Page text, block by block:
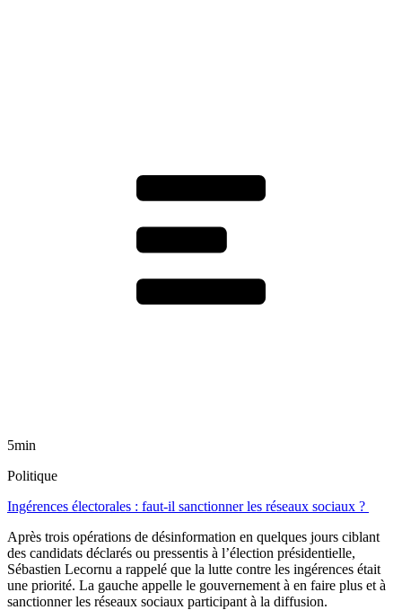
5min
Politique
Ingérences électorales : faut-il sanctionner les réseaux sociaux ?
Après trois opérations de désinformation en quelques jours ciblant
des candidats déclarés ou pressentis à l’élection présidentielle,
Sébastien Lecornu a rappelé que la lutte contre les ingérences était
une priorité. La gauche appelle le gouvernement à en faire plus et à
sanctionner les réseaux sociaux participant à la diffusion.